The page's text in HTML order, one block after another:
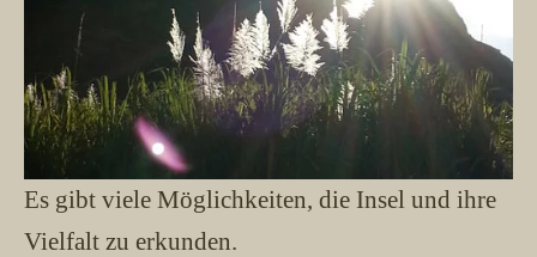
Es gibt viele Möglichkeiten, die Insel und ihre
Vielfalt zu erkunden.